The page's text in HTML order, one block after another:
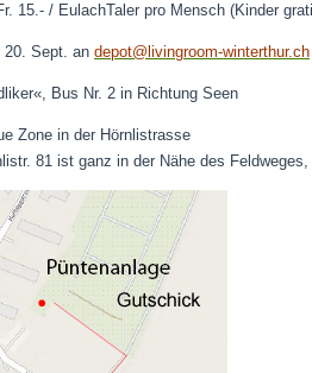
15.- / EulachTaler pro Mensch (Kinder
20. Sept. an depot@livingroom-winterthur.ch
Bus Nr. 2 in Richtung Seen
Zone in der Hörnlistrasse
81 ist ganz in der Nähe des